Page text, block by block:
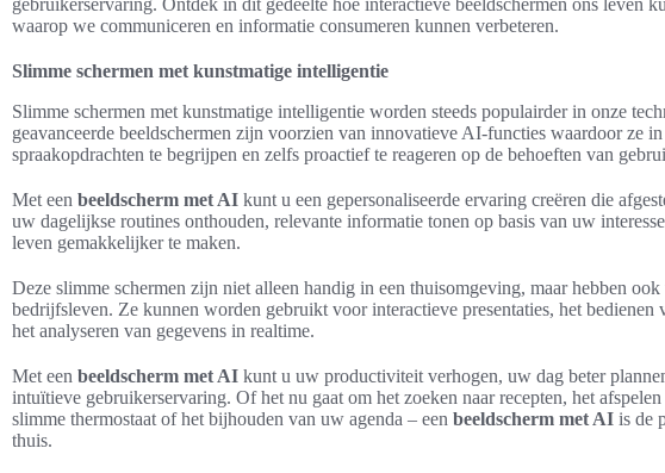
gebruikerservaring. Ontdek in dit gedeelte hoe interactieve beeldschermen ons leven
waarop we communiceren en informatie consumeren kunnen verbeteren.
Slimme schermen met kunstmatige intelligentie
Slimme schermen met kunstmatige intelligentie worden steeds populairder in onze
geavanceerde beeldschermen zijn voorzien van innovatieve AI-functies waardoor ze
spraakopdrachten te begrijpen en zelfs proactief te reageren op de behoeften van
Met een beeldscherm met AI kunt u een gepersonaliseerde ervaring creëren die
uw dagelijkse routines onthouden, relevante informatie tonen op basis van uw
leven gemakkelijker te maken.
Deze slimme schermen zijn niet alleen handig in een thuisomgeving, maar hebben
bedrijfsleven. Ze kunnen worden gebruikt voor interactieve presentaties, het bedienen
het analyseren van gegevens in realtime.
Met een beeldscherm met AI kunt u uw productiviteit verhogen, uw dag beter
intuïtieve gebruikerservaring. Of het nu gaat om het zoeken naar recepten, het
slimme thermostaat of het bijhouden van uw agenda – een beeldscherm met AI is de
thuis.